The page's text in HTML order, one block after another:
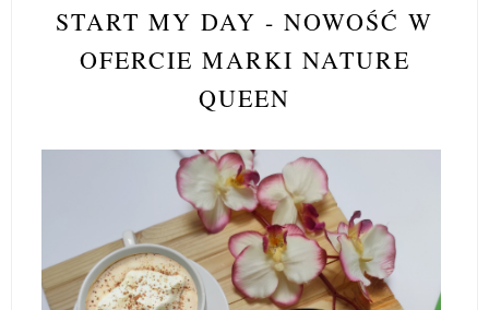
START MY DAY - NOWOŚĆ W
OFERCIE MARKI NATURE
QUEEN